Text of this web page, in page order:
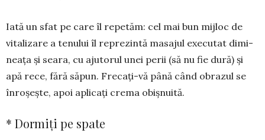
Iată un sfat pe care îl repetăm: cel mai bun mij­loc de
vitalizare a tenului îl re­pre­zintă masajul exe­cutat dimi­
neața și seara, cu ajutorul unei perii (să nu fie dură) și
apă rece, fără să­pun. Frecați-vă până când obrazul se
în­ro­șește, apoi aplicați crema obiș­nui­tă.
* Dormiți pe spate